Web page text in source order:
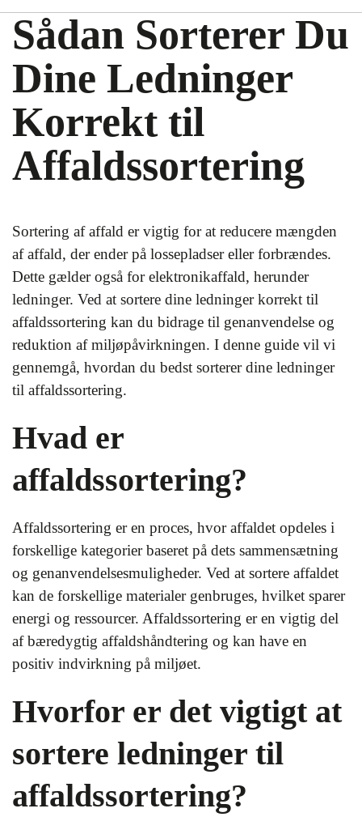
Sådan Sorterer Du
Dine Ledninger
Korrekt til
Affaldssortering
Sortering af affald er vigtig for at reducere mængden
af affald, der ender på lossepladser eller forbrændes.
Dette gælder også for elektronikaffald, herunder
ledninger. Ved at sortere dine ledninger korrekt til
affaldssortering kan du bidrage til genanvendelse og
reduktion af miljøpåvirkningen. I denne guide vil vi
gennemgå, hvordan du bedst sorterer dine ledninger
til affaldssortering.
Hvad er
affaldssortering?
Affaldssortering er en proces, hvor affaldet opdeles i
forskellige kategorier baseret på dets sammensætning
og genanvendelsesmuligheder. Ved at sortere affaldet
kan de forskellige materialer genbruges, hvilket sparer
energi og ressourcer. Affaldssortering er en vigtig del
af bæredygtig affaldshåndtering og kan have en
positiv indvirkning på miljøet.
Hvorfor er det vigtigt at
sortere ledninger til
affaldssortering?